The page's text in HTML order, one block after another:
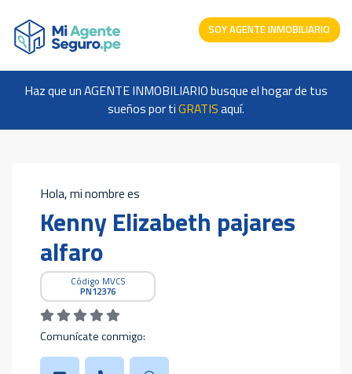
SOY AGENTE INMOBILIARIO
Haz que un AGENTE INMOBILIARIO busque el hogar de tus
sueños por tiGRATISaquí.
Hola, mi nombre es
Kenny Elizabeth pajares
alfaro
Código MVCS
PN12376
Comunícate conmigo: